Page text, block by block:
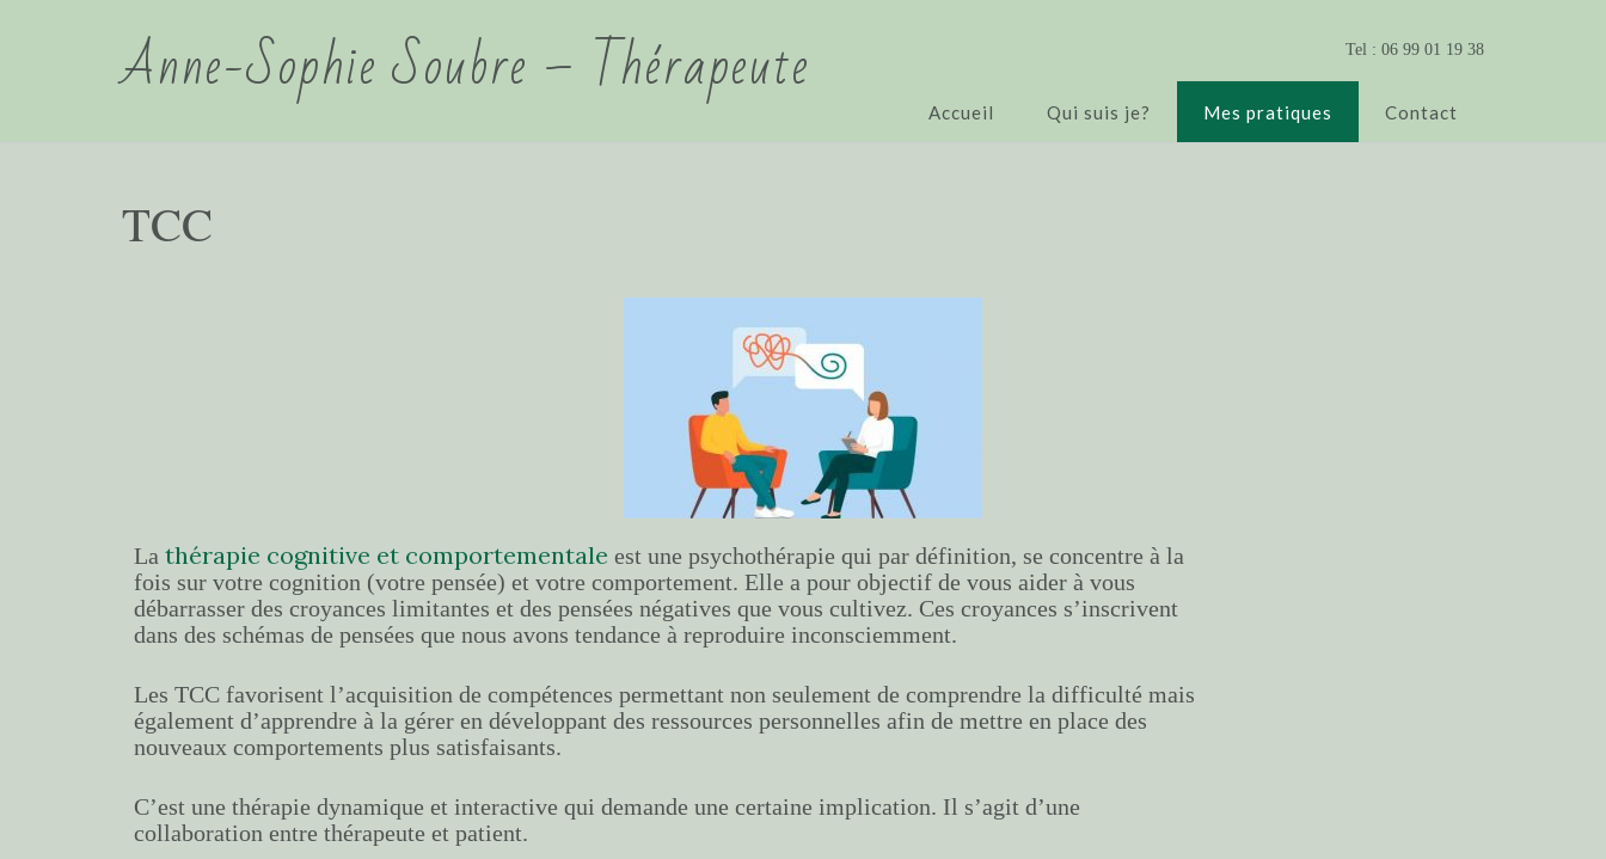
Anne-Sophie Soubre – Thérapeute Tel : 06 99 01 19 38
Accueil Qui suis je? Mes pratiques Contact
TCC
La thérapie cognitive et comportementale est une psychothérapie qui par définition, se concentre à la
fois sur votre cognition (votre pensée) et votre comportement. Elle a pour objectif de vous aider à vous
débarrasser des croyances limitantes et des pensées négatives que vous cultivez. Ces croyances s’inscrivent
dans des schémas de pensées que nous avons tendance à reproduire inconsciemment.
Les TCC favorisent l’acquisition de compétences permettant non seulement de comprendre la difficulté mais
également d’apprendre à la gérer en développant des ressources personnelles afin de mettre en place des
nouveaux comportements plus satisfaisants.
C’est une thérapie dynamique et interactive qui demande une certaine implication. Il s’agit d’une
collaboration entre thérapeute et patient.